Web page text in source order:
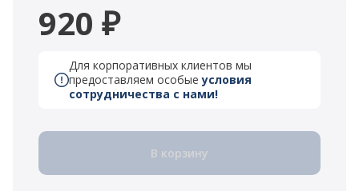
920 ₽
Для корпоративных клиентов мы
предоставляем особыеусловия
сотрудничества с нами!
В корзину